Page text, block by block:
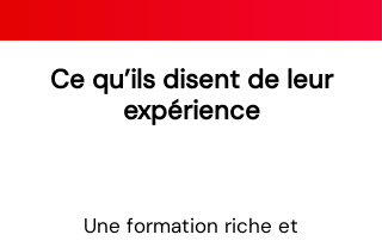
Ce qu’ils disent de leur
expérience
Une formation riche et